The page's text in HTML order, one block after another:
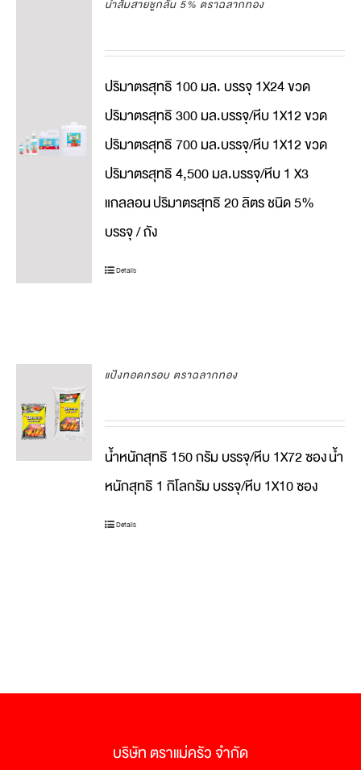
น้ำส้มสายชูกลั่น 5% ตราฉลากทอง
ปริมาตรสุทธิ 100 มล. บรรจุ 1X24 ขวด
ปริมาตรสุทธิ 300 มล.บรรจุ/หีบ 1X12 ขวด
ปริมาตรสุทธิ 700 มล.บรรจุ/หีบ 1X12 ขวด
ปริมาตรสุทธิ 4,500 มล.บรรจุ/หีบ 1 X3
แกลลอนปริมาตรสุทธิ 20 ลิตร ชนิด 5%
บรรจุ / ถัง
Details
แป้งทอดกรอบ ตราฉลากทอง
น้ำหนักสุทธิ 150 กรัม บรรจุ/หีบ 1X72 ซองน้ำ
หนักสุทธิ 1 กิโลกรัม บรรจุ/หีบ 1X10 ซอง
Details
บริษัท ตราแม่ครัว จำกัด